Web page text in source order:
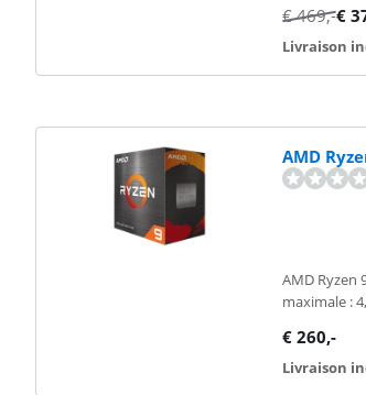
€469,-€
Livraison
AMD
AMD Ryzen
maximale :
€260,-
Livraison